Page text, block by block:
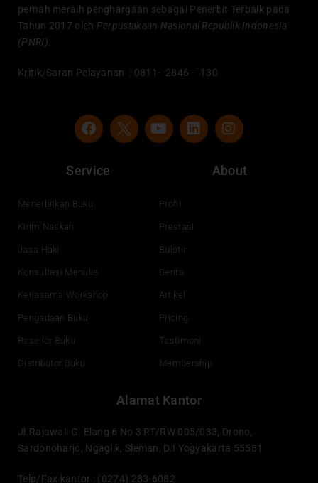
pernah meraih penghargaan sebagai Penerbit Terbaik pada
Tahun 2017 oleh Perpustakaan Nasional Republik Indonesia
(PNRI).
Kritik/Saran Pelayanan : 0811- 2846 – 130
F
a
e
b
o
Y
o
e
L
i
n
I
n
t
a
Service
Menerbitkan Buku
Kirim Naskah
Jasa Haki
Konsultasi Menulis
Kerjasama Workshop
Pengadaan Buku
Reseller Buku
Distributor Buku
About
Profil
Prestasi
Buletin
Berita
Artikel
Pricing
Testimoni
Membership
Alamat Kantor
Jl.Rajawali G. Elang 6 No 3 RT/RW 005/033, Drono,
Sardonoharjo, Ngaglik, Sleman, D.I Yogyakarta 55581
Telp/Fax kantor : (0274) 283-6082